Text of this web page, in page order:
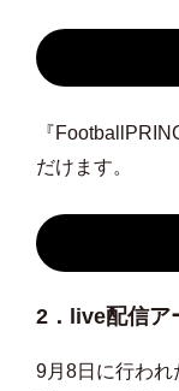
『
だけます。
2．live配信ア
9月8日に行われ